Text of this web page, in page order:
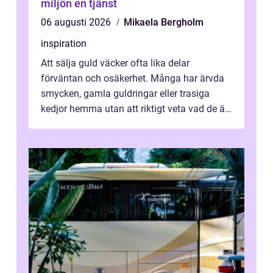
miljön en tjänst
06 augusti 2026
Mikaela Bergholm
inspiration
Att sälja guld väcker ofta lika delar
förväntan och osäkerhet. Många har ärvda
smycken, gamla guldringar eller trasiga
kedjor hemma utan att riktigt veta vad de är